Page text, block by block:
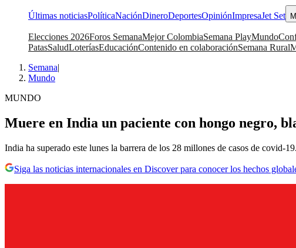
Últimas noticiasPolíticaNaciónDineroDeportesOpiniónImpresaJet Set
Elecciones 2026Foros SemanaMejor ColombiaSemana PlayMundo
PatasSaludLoteríasEducaciónContenido en colaboraciónSemana Rural
Semana|
Mundo
MUNDO
Muere en India un paciente con hongo negro,
India ha superado este lunes la barrera de los 28 millones de casos de covid-19.
Siga las noticias internacionales en Discover para conocer los hechos